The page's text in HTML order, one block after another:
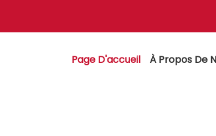
Page D'accueil À Propos De